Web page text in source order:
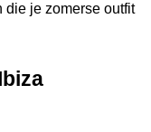
die je zomerse outfit